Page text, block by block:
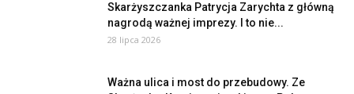
Skarżyszczanka Patrycja Zarychta z główną
nagrodą ważnej imprezy. I to nie...
28 lipca 2026
Ważna ulica i most do przebudowy. Ze